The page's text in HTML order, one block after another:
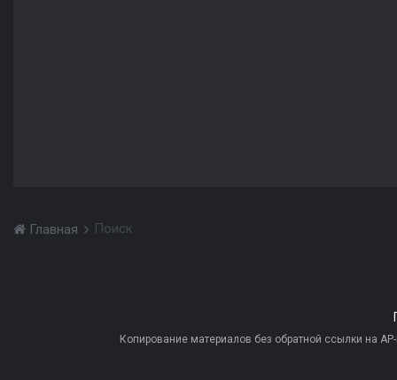
Главная Поиск
Копирование материалов без обратной ссылки на